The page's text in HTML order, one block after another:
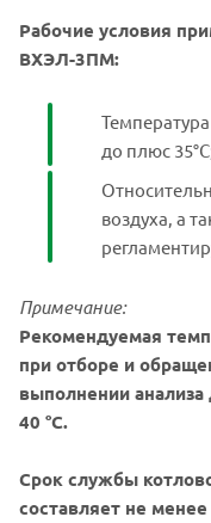
Рабочие условия
ВХЭЛ-3ПМ:
до плюс
воздуха, а
Примечание:
Рекомендуемая
при отборе и
выполнении
40 °С.
Срок службы
составляет не